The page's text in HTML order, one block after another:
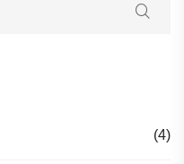
(4)